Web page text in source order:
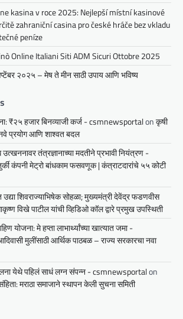
kasina v roce 2025: Nejlepší místní kasinové
zahraniční casina pro české hráče bez vkladu
peníze
Online Italiani Siti ADM Sicuri Ottobre 2025
२०२५ – मेष ते मीन साठी उपाय आणि भविष्य
₹२५ हजार बिनव्याजी कर्ज - csmnewsportalonकृषी
प्रयोग आणि शाश्वत बदल
तंत्रज्ञानाच्या मदतीने प्रभावी नियंत्रण -
कंपनी मेट्रो बांधकाम फसवणूक | कंत्राटदारांचे ५५ कोटी
उद्या शिवराज्याभिषेक सोहळा; मुख्यमंत्री देवेंद्र फडणवीस
विखे पाटील यांची व्हिडिओ कॉल द्वारे प्रमुख उपस्थिती
योजना: मे हप्ता लाभार्थ्यांच्या खात्यात जमा -
मुलींसाठी आर्थिक पाठबळ – राज्य सरकारचा नवा
येथे पहिलं साधं लग्न संपन्न - csmnewsportalon
मराठा समाजाने स्थापन केली सुचना समिती